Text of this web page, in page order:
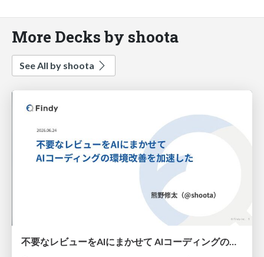
More Decks by shoota
See All by shoota
不要なレビューをAIにまかせて AIコーディングの環境改善を加速した